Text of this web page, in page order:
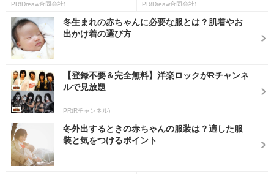
PR(Dreaw合同会社) PR(Dreaw合同会社)
冬生まれの赤ちゃんに必要な服とは？肌着やお
出かけ着の選び方
【登録不要＆完全無料】洋楽ロックがRチャンネ
ルで見放題
PR(Rチャンネル)
冬外出するときの赤ちゃんの服装は？適した服
装と気をつけるポイント